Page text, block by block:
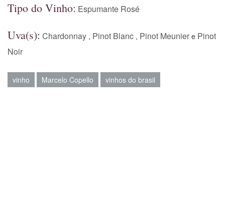
Tipo do Vinho: Espumante Rosé
Uva(s): Chardonnay , Pinot Blanc , Pinot Meunier e Pinot
Noir
vinho Marcelo Copello vinhos do brasil